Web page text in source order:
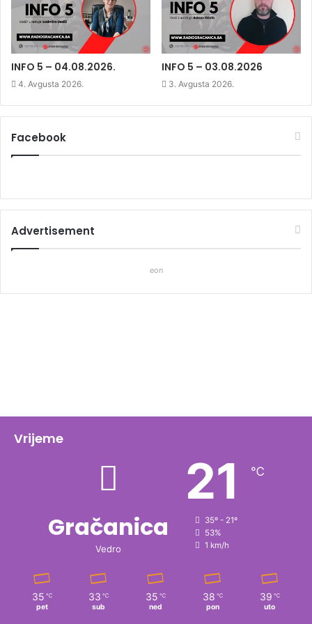
w
i
n
d
o
w
)
i
n
o
w
)
w
i
n
d
w
)
INFO 5 – 04.08.2026.
4. Avgusta 2026.
INFO 5 – 03.08.2026
3. Avgusta 2026.
Facebook
Advertisement
eon
Vrijeme
Gračanica
Vedro
21 ℃
35º - 21º
53%
1 km/h
35 ℃
pet
33 ℃
sub
35 ℃
ned
38 ℃
pon
39 ℃
uto